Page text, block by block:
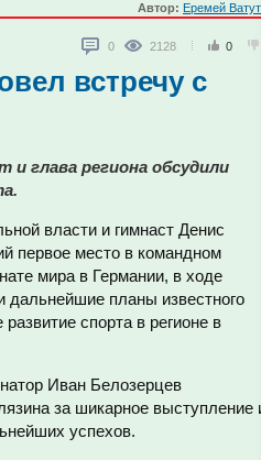
Автор: Еремей
0 2128 0
встречу с
и глава региона обсудили
власти и гимнаст Денис
первое место в командном
мира в Германии, в ходе
дальнейшие планы известного
спорта в регионе в
Иван Белозерцев
за шикарное выступление
успехов.